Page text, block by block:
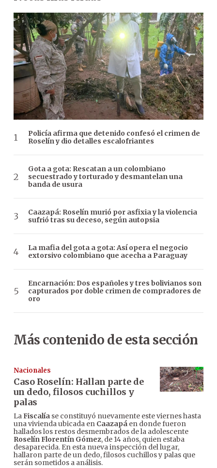
Policía afirma que detenido confesó el crimen de
Roselín y dio detalles escalofriantes
Gota a gota: Rescatan a un colombiano
secuestrado y torturado y desmantelan una
banda de usura
Caazapá: Roselín murió por asfixia y la violencia
sufrió tras su deceso, según autopsia
La mafia del gota a gota: Así opera el negocio
extorsivo colombiano que acecha a Paraguay
Encarnación: Dos españoles y tres bolivianos son
capturados por doble crimen de compradores de
oro
Más contenido de esta sección
Nacionales
Caso Roselín: Hallan parte de
un dedo, filosos cuchillos y
palas
LaFiscalía se constituyó nuevamente este viernes hasta
una vivienda ubicada en Caazapá en donde fueron
hallados los restos desmembrados de la adolescente
Roselín Florentín Gómez, de 14 años, quien estaba
desaparecida. En esta nueva inspección del lugar,
hallaron parte de un dedo, filosos cuchillos y palas que
serán sometidos a análisis.